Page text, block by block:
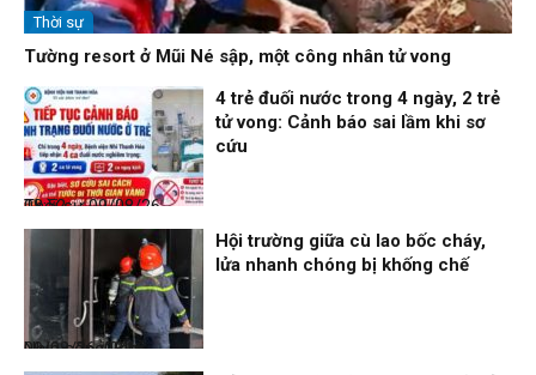
Thời sự
Tường resort ở Mũi Né sập, một công nhân tử vong
Thời sự
09/08/26, 08:52
4 trẻ đuối nước trong 4 ngày, 2 trẻ
tử vong: Cảnh báo sai lầm khi sơ
cứu
Nhịp sống 24h
09/08/26, 08:16
Hội trường giữa cù lao bốc cháy,
lửa nhanh chóng bị khống chế